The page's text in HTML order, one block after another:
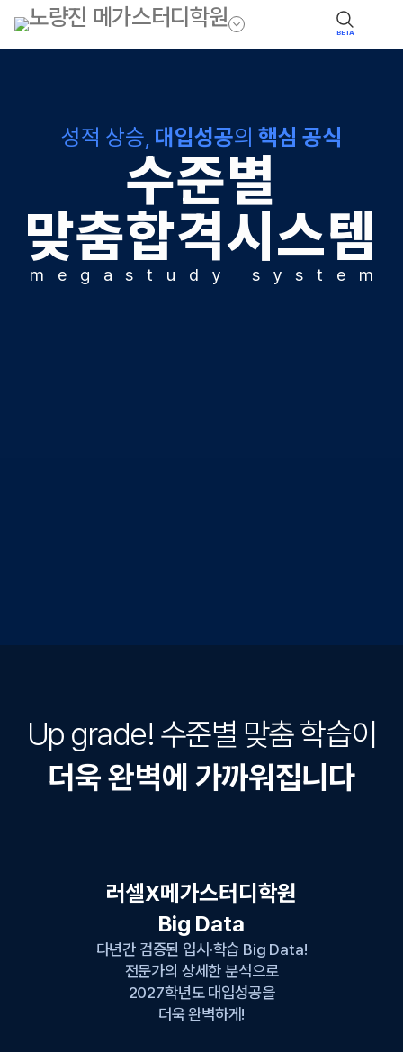
BETA
성적 상승, 대입성공의핵심 공식
수준별
맞춤합격시스템
m e g ast u d y s yst e m
Up grade! 수준별 맞춤 학습이
더욱 완벽에 가까워집니다
러셀X메가스터디학원
Big Data
다년간 검증된 입시·학습 Big Data!
전문가의 상세한 분석으로
2027학년도 대입성공을
더욱 완벽하게!